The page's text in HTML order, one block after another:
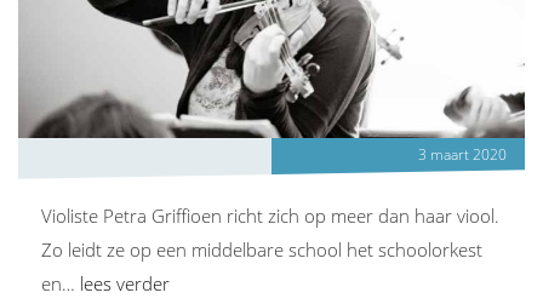
3 maart 2020
Violiste Petra Griffioen richt zich op meer dan haar viool.
Zo leidt ze op een middelbare school het schoolorkest
en… lees verder